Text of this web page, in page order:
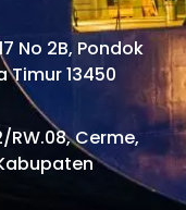
No 2B, Pondok
Timur 13450
RW.08, Cerme,